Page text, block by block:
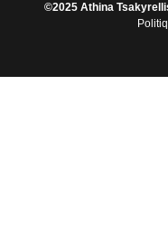
©2025 Athina